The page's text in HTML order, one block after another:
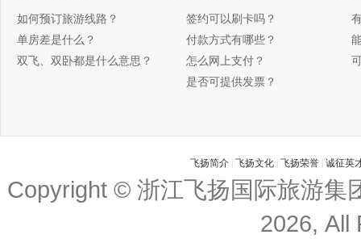
如何预订旅游线路？
单房差是什么？
双飞、双卧都是什么意思？
签约可以刷卡吗？
付款方式有哪些？
怎么网上支付？
是否可提供发票？
飞扬简介 飞扬文化 飞扬荣誉 诚征英
Copyright © 浙江飞扬国际旅游集
2026, All